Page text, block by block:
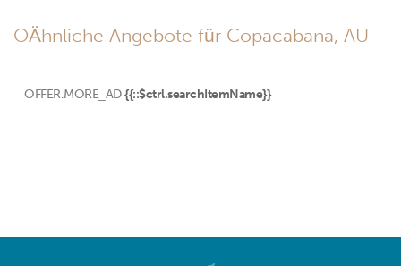
OÄhnliche Angebote für Copacabana, AU
OFFER.MORE_AD {{::$ctrl.searchItemName}}